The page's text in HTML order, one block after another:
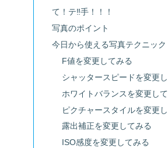
て！テ‼手！！！
写真のポイント
今日から使える写真テクニック
F値を変更してみる
シャッタースピードを変更
ホワイトバランスを変更し
ピクチャースタイルを変更
露出補正を変更してみる
ISO感度を変更してみる